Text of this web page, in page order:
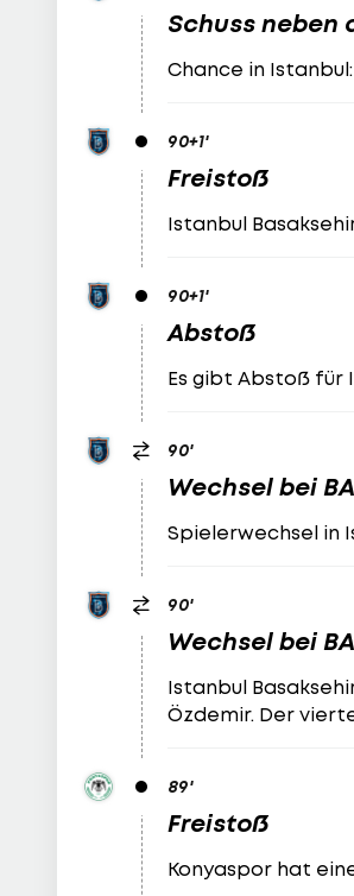
Schuss neben
Chance in
90+1'
Freistoß
Istanbul
90+1'
Abstoß
Es gibt Abstoß für
90'
Wechsel bei
Spielerwechsel in
90'
Wechsel bei
Istanbul
Özdemir. Der
89'
Freistoß
Konyaspor hat